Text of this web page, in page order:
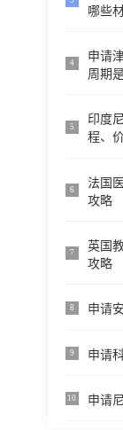
哪些
4
申请
周期
5
印度
程、
6
法国
攻略
7
英国
攻略
8 申请
9 申请
10 申请